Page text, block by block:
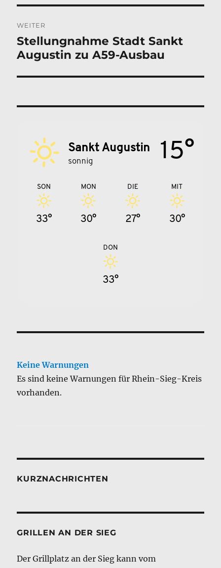
WEITER
Nächster
Beitrag:
Stellungnahme Stadt Sankt
Augustin zu A59-Ausbau
Sankt Augustin
sonnig 15°
SON
33°
MON
30°
DIE
27°
MIT
30°
DON
33°
Keine Warnungen
Es sind keine Warnungen für Rhein-Sieg-Kreis
vorhanden.
KURZNACHRICHTEN
GRILLEN AN DER SIEG
Der Grillplatz an der Sieg kann vom